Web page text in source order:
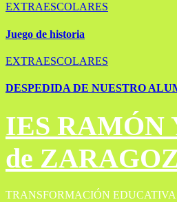
EXTRAESCOLARES
Juego de historia
EXTRAESCOLARES
DESPEDIDA DE NUESTRO
IES RAMÓN
de
TRANSFORMACIÓN EDUCATIVA